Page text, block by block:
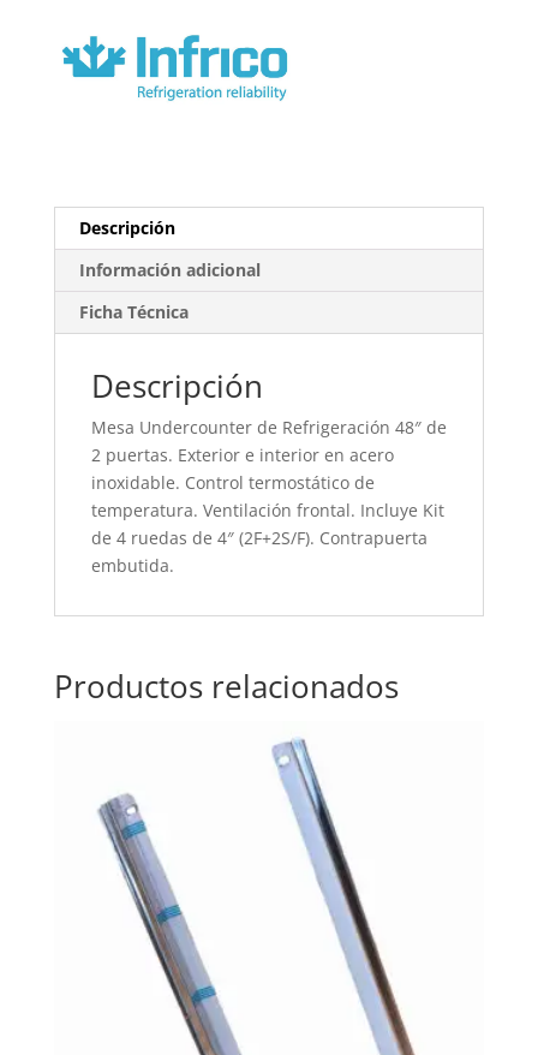
Descripción
Información adicional
Ficha Técnica
Descripción
Mesa Undercounter de Refrigeración 48″ de
2 puertas. Exterior e interior en acero
inoxidable. Control termostático de
temperatura. Ventilación frontal. Incluye Kit
de 4 ruedas de 4″ (2F+2S/F). Contrapuerta
embutida.
Productos relacionados